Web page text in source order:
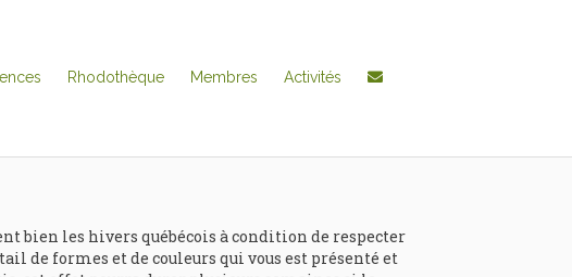
Rhodothèque Membres Activités
bien les hivers québécois à condition de respecter
de formes et de couleurs qui vous est présenté et